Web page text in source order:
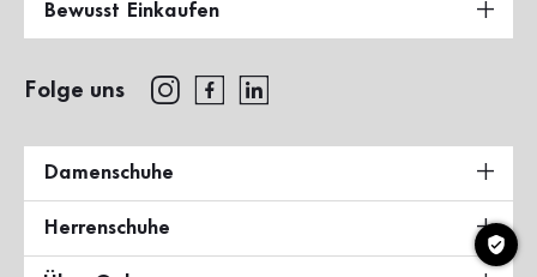
Bewusst Einkaufen
Folge uns
Damenschuhe
Herrenschuhe